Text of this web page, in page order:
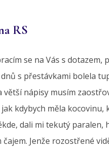
RS
se na Vás s
s přestávkami bolela
větší nápisy musím
kdybych měla kocovinu,
dali mi tekutý paralen,
čajem. Jenže rozostřené